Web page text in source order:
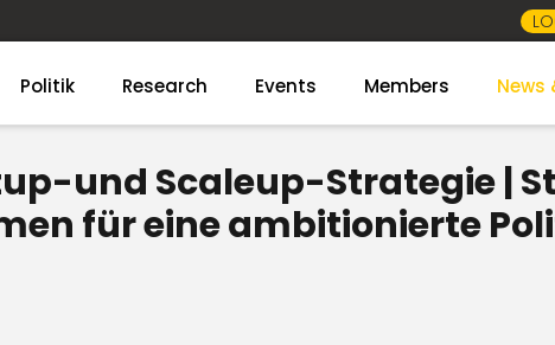
Politik Research Events Members News
und Scaleup-Strategie |
für eine ambitionierte